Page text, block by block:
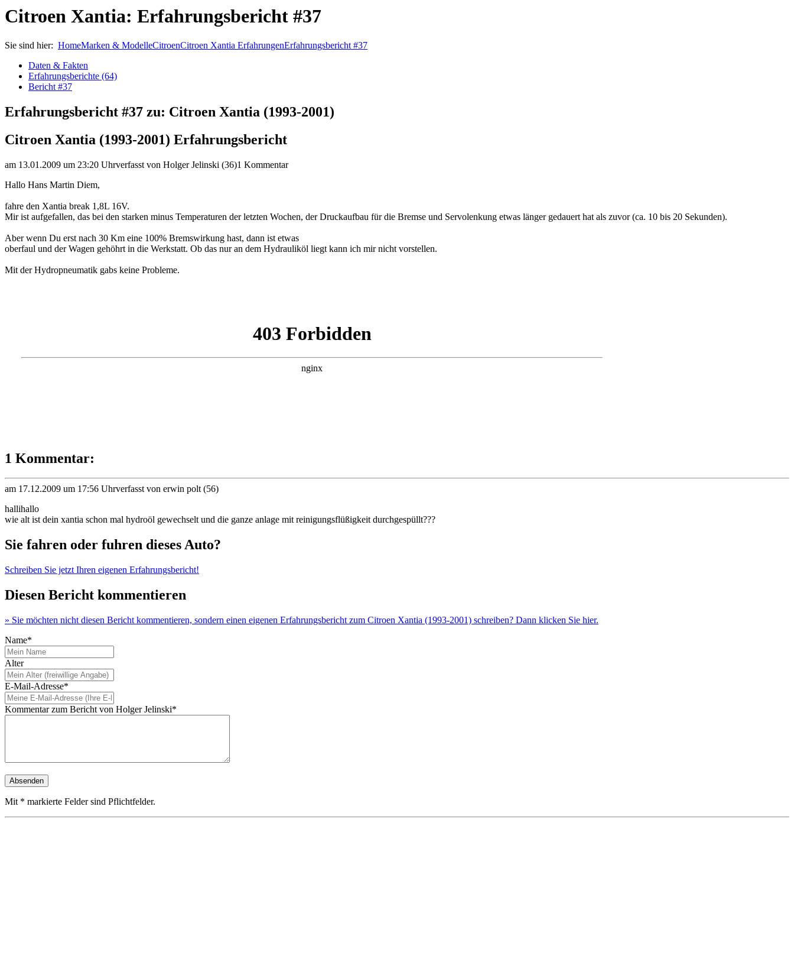
Citroen Xantia: Erfahrungsbericht #37
Sie sind hier: HomeMarken & ModelleCitroenCitroen Xantia ErfahrungenErfahrungsbericht #37
Daten & Fakten
Erfahrungsberichte (64)
Bericht #37
Erfahrungsbericht #37 zu: Citroen Xantia (1993-2001)
Citroen Xantia (1993-2001) Erfahrungsbericht
am 13.01.2009 um 23:20 Uhrverfasst von Holger Jelinski (36)1 Kommentar
Hallo Hans Martin Diem,
fahre den Xantia break 1,8L 16V.
Mir ist aufgefallen, das bei den starken minus Temperaturen der letzten Wochen, der Druckaufbau für die Bremse und Servolenkung etwas länger gedauert hat als zuvor (ca. 10 bis 20 Sekunden).
Aber wenn Du erst nach 30 Km eine 100% Bremswirkung hast, dann ist etwas
oberfaul und der Wagen gehöhrt in die Werkstatt. Ob das nur an dem Hydrauliköl liegt kann ich mir nicht vorstellen.
Mit der Hydropneumatik gabs keine Probleme.
1 Kommentar:
am 17.12.2009 um 17:56 Uhrverfasst von erwin polt (56)
hallihallo
wie alt ist dein xantia schon mal hydroöl gewechselt und die ganze anlage mit reinigungsflüßigkeit durchgespüllt???
Sie fahren oder fuhren dieses Auto?
Schreiben Sie jetzt Ihren eigenen Erfahrungsbericht!
Diesen Bericht kommentieren
» Sie möchten nicht diesen Bericht kommentieren, sondern einen eigenen Erfahrungsbericht zum Citroen Xantia (1993-2001) schreiben? Dann klicken Sie hier.
Name*
Alter
E-Mail-Adresse*
Kommentar zum Bericht von Holger Jelinski*
Mit * markierte Felder sind Pflichtfelder.